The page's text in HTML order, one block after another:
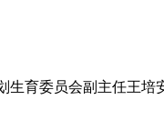
育委员会副主任王